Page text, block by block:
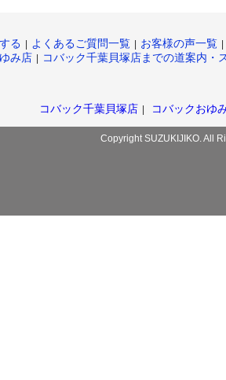
る よくあるご質問一覧 お客様の声一覧
み店 コバック千葉貝塚店までの道案内・
コバック千葉貝塚店 コバックおゆ
Copyright SUZUKIJIKO. All